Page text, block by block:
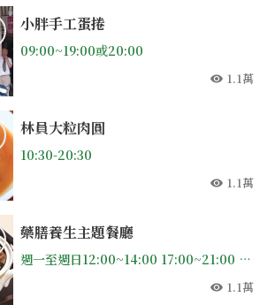
小胖手工蛋捲
09:00~19:00或20:00
人氣
1.1萬
林員大粒肉圓
10:30-20:30
人氣
1.1萬
藥膳養生主題餐廳
週一至週日12:00~14:00 17:00~21:00 (週二三公休)
人氣
1.1萬